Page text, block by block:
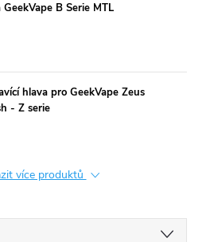
B Serie MTL
hlava pro GeekVape Zeus
- Z serie
více produktů